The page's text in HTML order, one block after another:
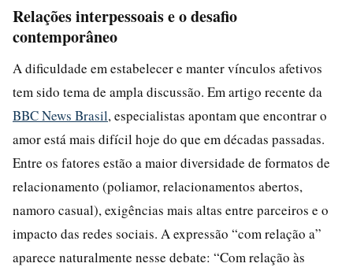
Relações interpessoais e o desafio
contemporâneo
A dificuldade em estabelecer e manter vínculos afetivos
tem sido tema de ampla discussão. Em artigo recente da
BBC News Brasil, especialistas apontam que encontrar o
amor está mais difícil hoje do que em décadas passadas.
Entre os fatores estão a maior diversidade de formatos de
relacionamento (poliamor, relacionamentos abertos,
namoro casual), exigências mais altas entre parceiros e o
impacto das redes sociais. A expressão “com relação a”
aparece naturalmente nesse debate: “Com relação às